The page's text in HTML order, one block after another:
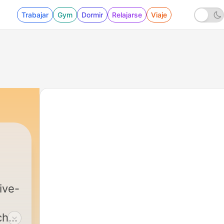
Trabajar Gym Dormir Relajarse Viaje